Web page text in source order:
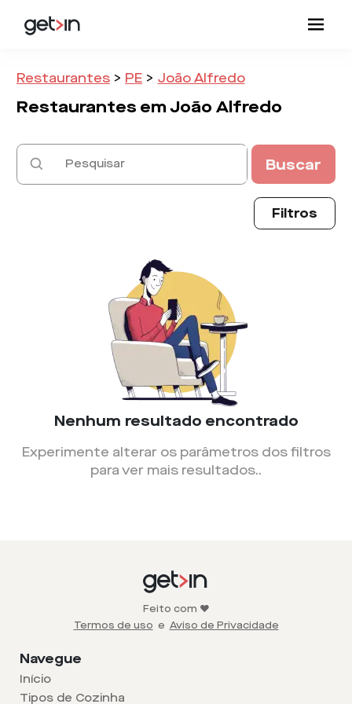
Restaurantes > PE > João Alfredo
Restaurantes emJoão Alfredo
Buscar
Filtros
Nenhum resultado encontrado
Experimente alterar os parâmetros dos filtros
para ver mais resultados..
Feito com ❤️
Termos de uso e Aviso de Privacidade
Navegue
Início
Tipos de Cozinha